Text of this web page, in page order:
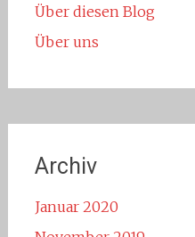
Über diesen Blog
Über uns
Archiv
Januar 2020